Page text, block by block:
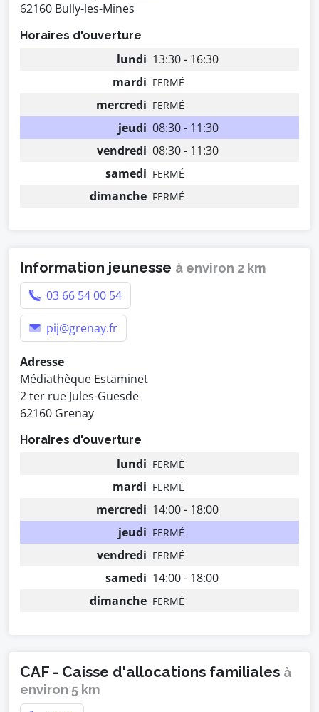
62160 Bully-les-Mines
Horaires d'ouverture
lundi 13:30 - 16:30
mardi FERMÉ
mercredi FERMÉ
jeudi 08:30 - 11:30
vendredi 08:30 - 11:30
samedi FERMÉ
dimanche FERMÉ
Information jeunesse à environ 2 km
03 66 54 00 54
pij@grenay.fr
Adresse
Médiathèque Estaminet
2 ter rue Jules-Guesde
62160 Grenay
Horaires d'ouverture
lundi FERMÉ
mardi FERMÉ
mercredi 14:00 - 18:00
jeudi FERMÉ
vendredi FERMÉ
samedi 14:00 - 18:00
dimanche FERMÉ
CAF - Caisse d'allocations familiales à
environ 5 km